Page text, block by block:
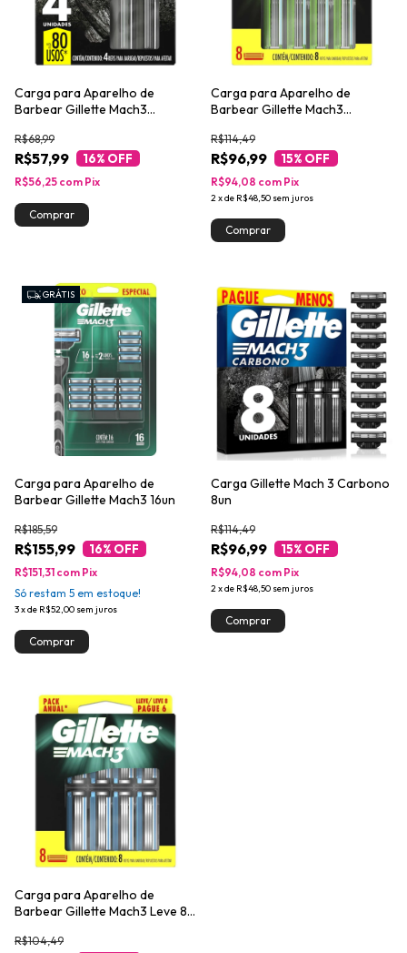
Carga para Aparelho de
Barbear Gillette Mach3
Menos
R$57,99
R$68,99
16% OFF
R$56,25 com Pix
Carga para Aparelho de
Barbear Gillette Mach3
R$96,99
R$114,49
15% OFF
2xde R$48,50 sem juros
R$94,08 com Pix
GRÁTIS
Carga para Aparelho de
Barbear Gillette Mach3 16un
R$155,99
R$185,59
16% OFF
3xde R$52,00 sem juros
R$151,31 com Pix
Só restam 5 em estoque!
Carga Gillette Mach 3 Carbono
8un
R$96,99
R$114,49
15% OFF
2xde R$48,50 sem juros
R$94,08 com Pix
Carga para Aparelho de
Barbear Gillette Mach3 Leve 8
R$104,49